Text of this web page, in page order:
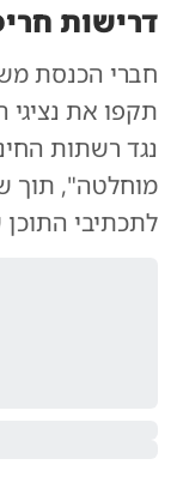
דרישות
חברי הכנסת
תקפו את
נגד רשתות
מוחלטה", תוך
לתכתיבי